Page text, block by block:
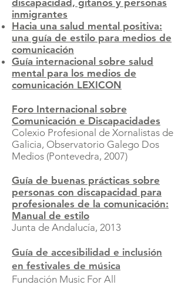
discapacidad, gitanos y personas
inmigrantes
Hacia una salud mental positiva:
una guía de estilo para medios de
comunicación
Guía internacional sobre salud
mental para los medios de
comunicación LEXICON
Foro Internacional sobre
Comunicación e Discapacidades
Colexio Profesional de Xornalistas de
Galicia, Observatorio Galego Dos
Medios (Pontevedra, 2007)
Guía de buenas prácticas sobre
personas con discapacidad para
profesionales de la comunicación:
Manual de estilo
Junta de Andalucía, 2013
Guía de accesibilidad e inclusión
en festivales de música
Fundación Music For All